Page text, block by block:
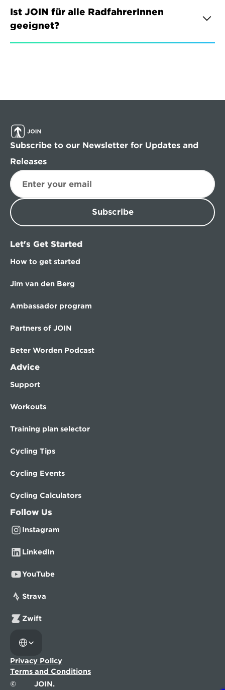
Ist JOIN für alle RadfahrerInnen
geeignet?
Subscribe to our Newsletter for Updates and
Releases
Subscribe
Let's Get Started
How to get started
Jim van den Berg
Ambassador program
Partners of JOIN
Beter Worden Podcast
Advice
Support
Workouts
Training plan selector
Cycling Tips
Cycling Events
Cycling Calculators
Follow Us
Instagram
LinkedIn
YouTube
Strava
Zwift
© JOIN.
Privacy Policy
Terms and Conditions